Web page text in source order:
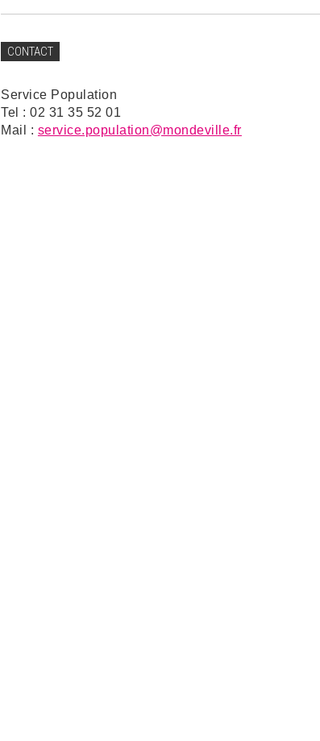
CONTACT
Service Population
Tel : 02 31 35 52 01
Mail : service.population@mondeville.fr